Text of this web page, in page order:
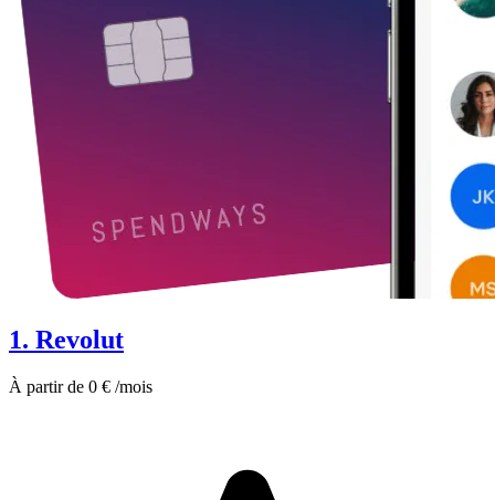
1. Revolut
À partir de 0 € /mois